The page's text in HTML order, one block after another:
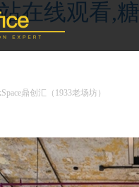
在线观看,
鼎创汇（1933老场坊）